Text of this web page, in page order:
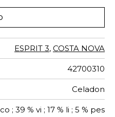
ESPRIT 3, COSTA NOVA
42700310
Celadon
; 39 % vi ; 17 % li ; 5 % pes